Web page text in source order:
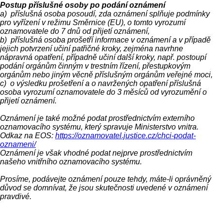
Postup příslušné osoby po podání oznámení
a) příslušná osoba posoudí, zda oznámení splňuje podmínky
pro vyřízení v režimu Směrnice (EU), o tomto vyrozumí
oznamovatele do 7 dnů od přijetí oznámení,
b) příslušná osoba prošetří informace v oznámení a v případě
jejich potvrzení učiní patřičné kroky, zejména navrhne
nápravná opatření, případně učiní další kroky, např. postoupí
podání orgánům činným v trestním řízení, přestupkovým
orgánům nebo jiným věcně příslušným orgánům veřejné moci,
c) o výsledku prošetření a o navržených opatření příslušná
osoba vyrozumí oznamovatele do 3 měsíců od vyrozumění o
přijetí oznámení.
Oznámení je také možné podat prostřednictvím externího
oznamovacího systému, který spravuje Ministerstvo vnitra.
Odkaz na EOS: https://oznamovatel.justice.cz/chci-podat-
oznameni/
Oznámení je však vhodné podat nejprve prostřednictvím
našeho vnitřního oznamovacího systému.
Prosíme, podávejte oznámení pouze tehdy, máte-li oprávněný
důvod se domnívat, že jsou skutečnosti uvedené v oznámení
pravdivé.